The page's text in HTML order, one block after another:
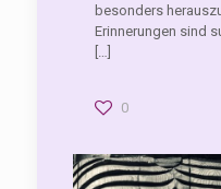
besonders
Erinnerungen sind
[…]
0